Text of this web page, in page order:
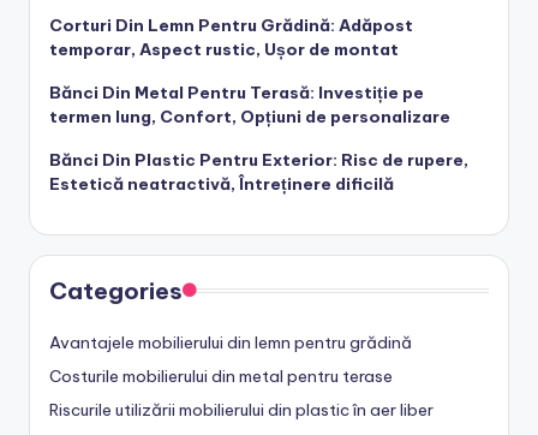
Corturi Din Lemn Pentru Grădină: Adăpost
temporar, Aspect rustic, Ușor de montat
Bănci Din Metal Pentru Terasă: Investiție pe
termen lung, Confort, Opțiuni de personalizare
Bănci Din Plastic Pentru Exterior: Risc de rupere,
Estetică neatractivă, Întreținere dificilă
Categories
Avantajele mobilierului din lemn pentru grădină
Costurile mobilierului din metal pentru terase
Riscurile utilizării mobilierului din plastic în aer liber